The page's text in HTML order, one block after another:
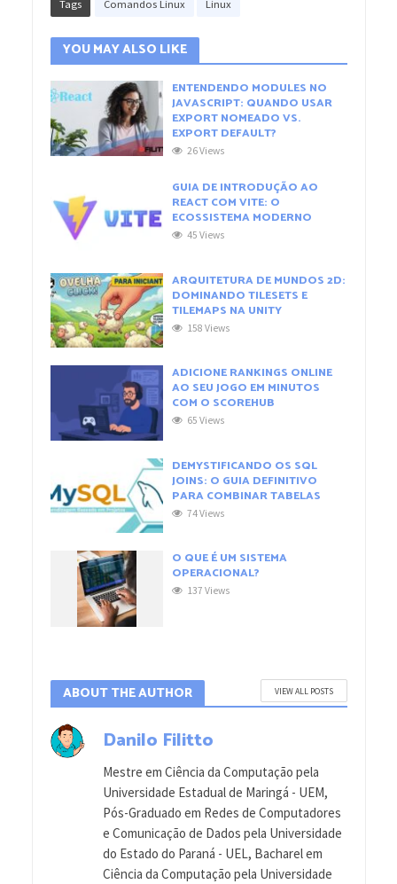
Tags Comandos Linux Linux
YOU MAY ALSO LIKE
ENTENDENDO MODULES NO
JAVASCRIPT: QUANDO USAR
EXPORT NOMEADO VS.
EXPORT DEFAULT?
26 Views
GUIA DE INTRODUÇÃO AO
REACT COM VITE: O
ECOSSISTEMA MODERNO
45 Views
ARQUITETURA DE MUNDOS 2D:
DOMINANDO TILESETS E
TILEMAPS NA UNITY
158 Views
ADICIONE RANKINGS ONLINE
AO SEU JOGO EM MINUTOS
COM O SCOREHUB
65 Views
DEMYSTIFICANDO OS SQL
JOINS: O GUIA DEFINITIVO
PARA COMBINAR TABELAS
74 Views
O QUE É UM SISTEMA
OPERACIONAL?
137 Views
ABOUT THE AUTHOR VIEW ALL POSTS
Danilo Filitto
Mestre em Ciência da Computação pela
Universidade Estadual de Maringá - UEM,
Pós-Graduado em Redes de Computadores
e Comunicação de Dados pela Universidade
do Estado do Paraná - UEL, Bacharel em
Ciência da Computação pela Universidade